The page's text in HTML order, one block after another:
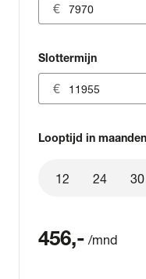
Slottermijn
Looptijd in maanden
12 24 30
456,- /mnd